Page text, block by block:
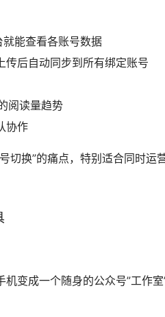
能查看各账号数据
传后自动同步到所有绑定账号
阅读量趋势
协作
切换”的痛点，特别适合同时运
变成一个随身的公众号”工作